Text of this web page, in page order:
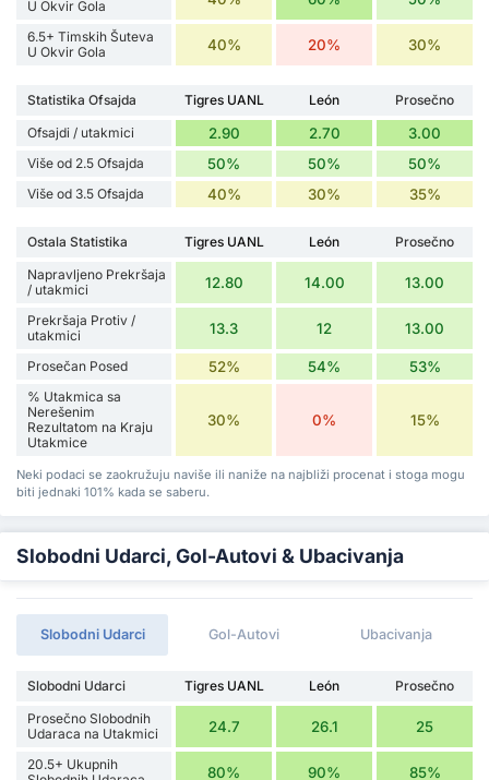
U Okvir Gola
6.5+ Timskih Šuteva
U Okvir Gola
40% 20% 30%
Statistika Ofsajda Tigres UANL León
Prosečno
Ofsajdi / utakmici
2.90 2.70 3.00
Više od 2.5 Ofsajda 50% 50% 50%
Više od 3.5 Ofsajda 40% 30% 35%
Ostala Statistika Tigres UANL León
Prosečno
Napravljeno Prekršaja
/ utakmici
12.80 14.00 13.00
Prekršaja Protiv /
utakmici
13.3 12 13.00
Prosečan Posed 52% 54% 53%
% Utakmica sa
Nerešenim
Rezultatom na Kraju
Utakmice
30% 0% 15%
Neki podaci se zaokružuju naviše ili naniže na najbliži procenat i stoga mogu
biti jednaki 101% kada se saberu.
Slobodni Udarci, Gol-Autovi & Ubacivanja
Slobodni Udarci Gol-Autovi Ubacivanja
Slobodni Udarci Tigres UANL León
Prosečno
Prosečno Slobodnih
Udaraca na Utakmici
24.7 26.1 25
20.5+ Ukupnih
80% 90% 85%